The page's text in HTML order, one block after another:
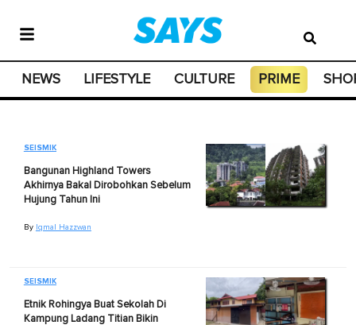
NEWS LIFESTYLE CULTURE PRIME
SEISMIK
Bangunan Highland Towers
Akhirnya Bakal Dirobohkan Sebelum
Hujung Tahun Ini
By Iqmal Hazzwan
SEISMIK
Etnik Rohingya Buat Sekolah Di
Kampung Ladang Titian Bikin